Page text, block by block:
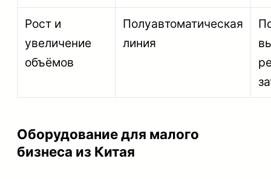
Рост и
увеличение
объёмов
Полуавтоматическая
линия
Оборудование для малого
бизнеса из Китая